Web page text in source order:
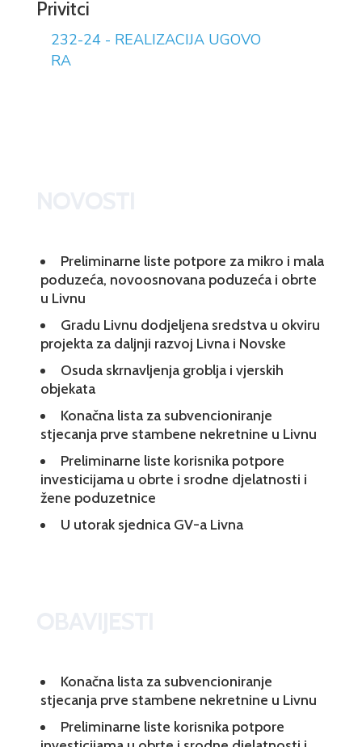
Privitci
232-24 - REALIZACIJA UGOVO
RA
Preliminarne liste potpore za mikro i mala
poduzeća, novoosnovana poduzeća i obrte
u Livnu
Gradu Livnu dodjeljena sredstva u okviru
projekta za daljnji razvoj Livna i Novske
Osuda skrnavljenja groblja i vjerskih
objekata
Konačna lista za subvencioniranje
stjecanja prve stambene nekretnine u Livnu
Preliminarne liste korisnika potpore
investicijama u obrte i srodne djelatnosti i
žene poduzetnice
U utorak sjednica GV-a Livna
Konačna lista za subvencioniranje
stjecanja prve stambene nekretnine u Livnu
Preliminarne liste korisnika potpore